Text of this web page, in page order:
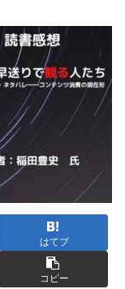
はてブ
コピー